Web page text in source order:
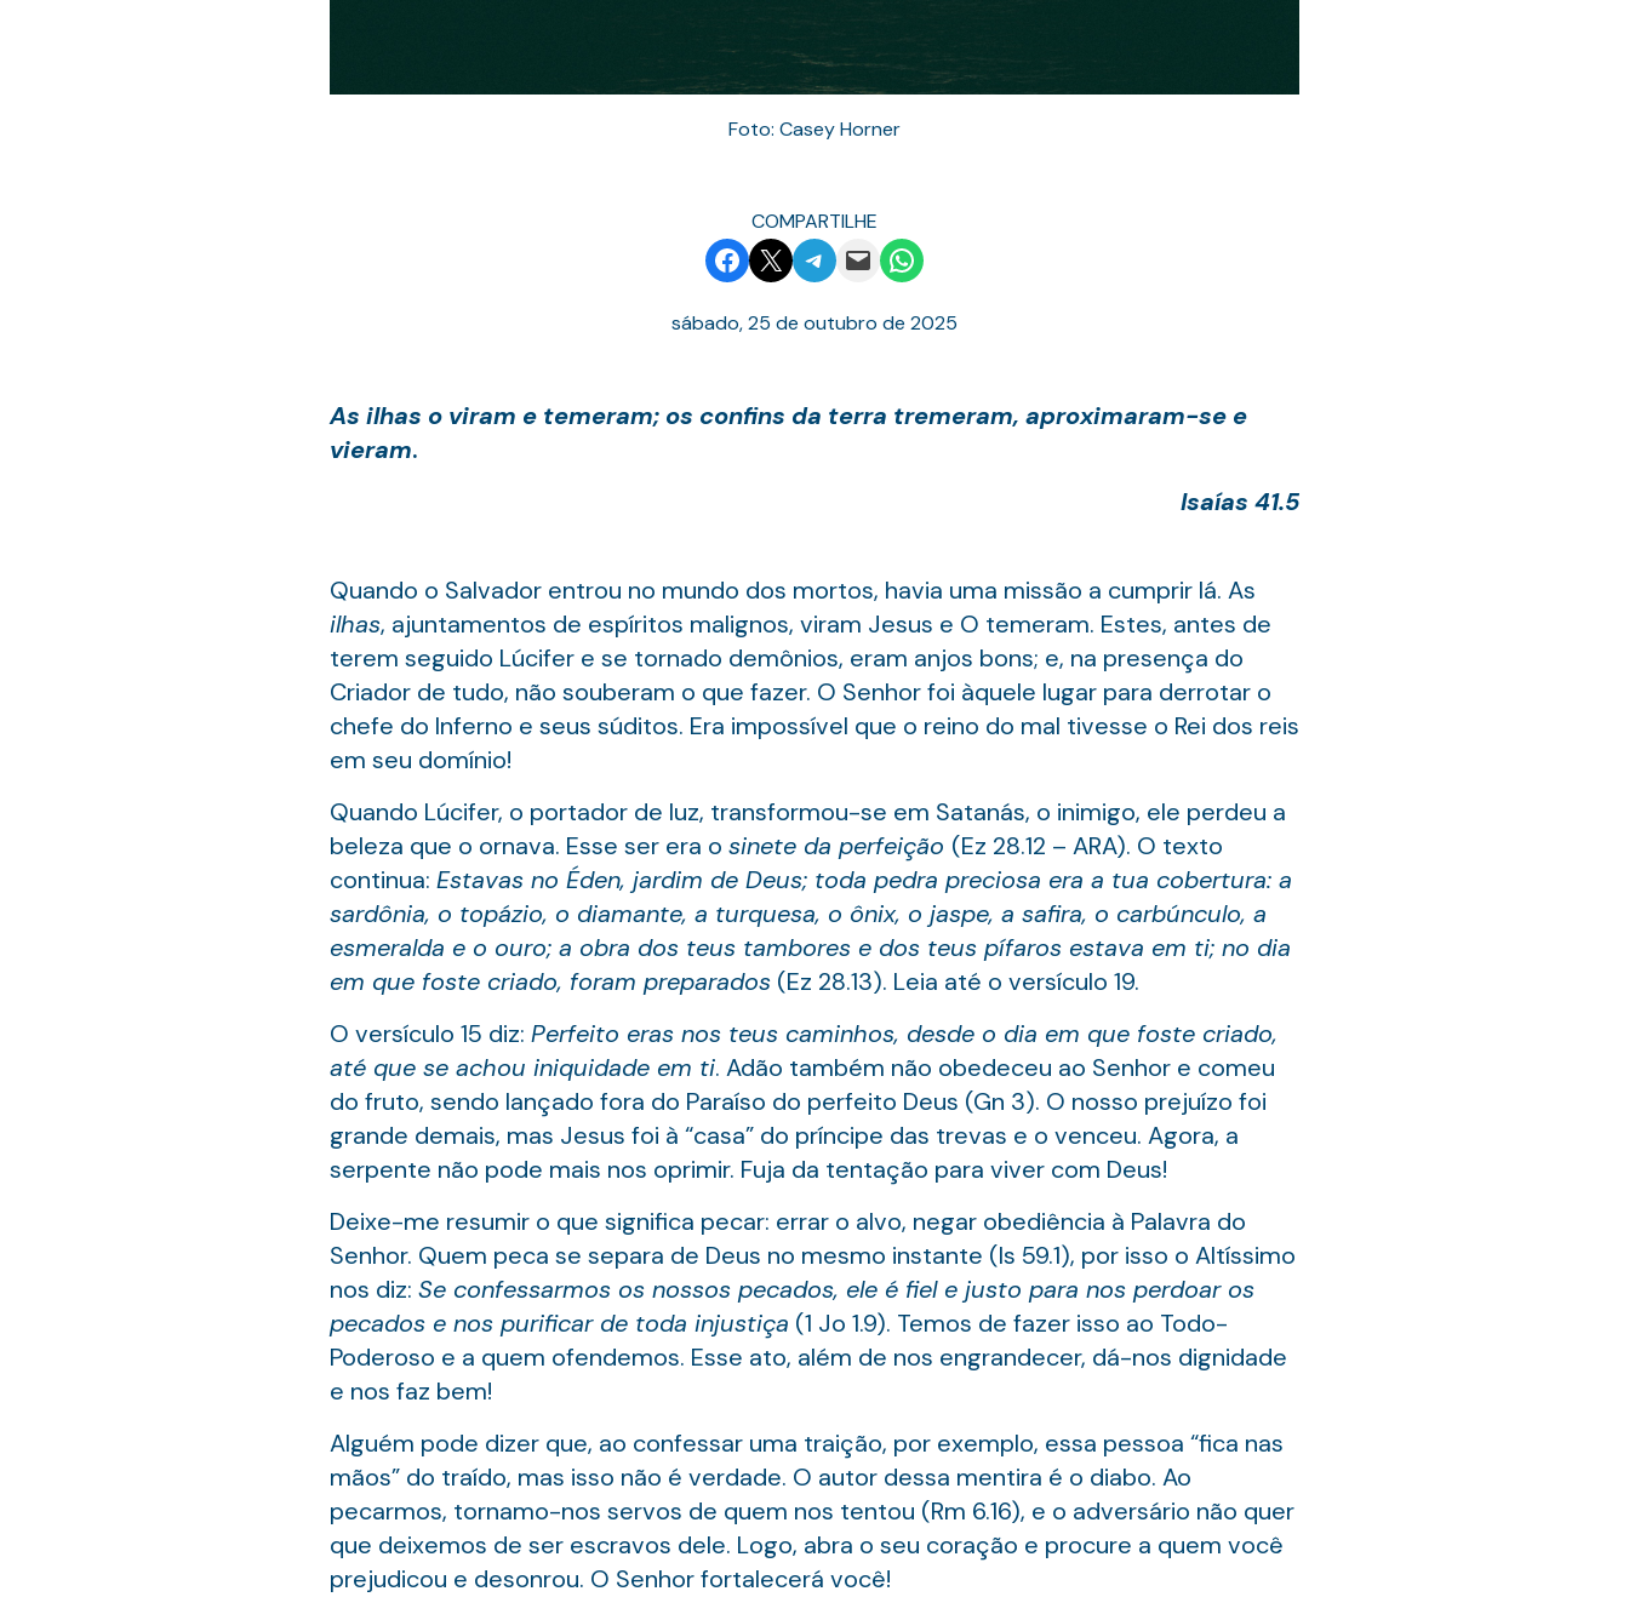
Foto: Casey Horner
COMPARTILHE
Share on Facebook
Email this PageShare on Telegram
Email this PageShare on WhatsApp
sábado, 25 de outubro de 2025
As ilhas o viram e temeram; os confins da terra tremeram, aproximaram-se e
vieram.
Isaías 41.5
Quando o Salvador entrou no mundo dos mortos, havia uma missão a cumprir lá. As
ilhas, ajuntamentos de espíritos malignos, viram Jesus e O temeram. Estes, antes de
terem seguido Lúcifer e se tornado demônios, eram anjos bons; e, na presença do
Criador de tudo, não souberam o que fazer. O Senhor foi àquele lugar para derrotar o
chefe do Inferno e seus súditos. Era impossível que o reino do mal tivesse o Rei dos reis
em seu domínio!
Quando Lúcifer, o portador de luz, transformou-se em Satanás, o inimigo, ele perdeu a
beleza que o ornava. Esse ser era o sinete da perfeição (Ez 28.12 – ARA). O texto
continua: Estavas no Éden, jardim de Deus; toda pedra preciosa era a tua cobertura: a
sardônia, o topázio, o diamante, a turquesa, o ônix, o jaspe, a safira, o carbúnculo, a
esmeralda e o ouro; a obra dos teus tambores e dos teus pífaros estava em ti; no dia
em que foste criado, foram preparados (Ez 28.13). Leia até o versículo 19.
O versículo 15 diz: Perfeito eras nos teus caminhos, desde o dia em que foste criado,
até que se achou iniquidade em ti. Adão também não obedeceu ao Senhor e comeu
do fruto, sendo lançado fora do Paraíso do perfeito Deus (Gn 3). O nosso prejuízo foi
grande demais, mas Jesus foi à “casa” do príncipe das trevas e o venceu. Agora, a
serpente não pode mais nos oprimir. Fuja da tentação para viver com Deus!
Deixe-me resumir o que significa pecar: errar o alvo, negar obediência à Palavra do
Senhor. Quem peca se separa de Deus no mesmo instante (Is 59.1), por isso o Altíssimo
nos diz: Se confessarmos os nossos pecados, ele é fiel e justo para nos perdoar os
pecados e nos purificar de toda injustiça (1 Jo 1.9). Temos de fazer isso ao Todo-
Poderoso e a quem ofendemos. Esse ato, além de nos engrandecer, dá-nos dignidade
e nos faz bem!
Alguém pode dizer que, ao confessar uma traição, por exemplo, essa pessoa “fica nas
mãos” do traído, mas isso não é verdade. O autor dessa mentira é o diabo. Ao
pecarmos, tornamo-nos servos de quem nos tentou (Rm 6.16), e o adversário não quer
que deixemos de ser escravos dele. Logo, abra o seu coração e procure a quem você
prejudicou e desonrou. O Senhor fortalecerá você!